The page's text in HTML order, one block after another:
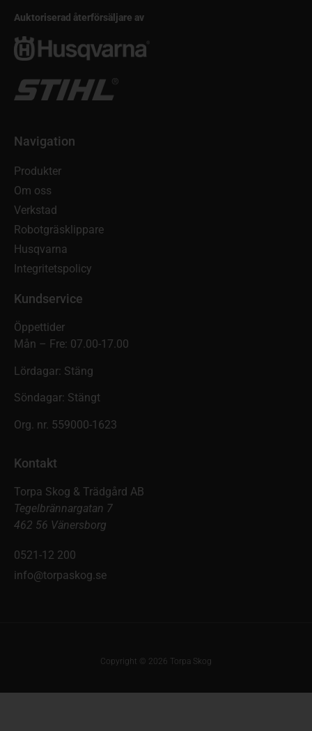
Auktoriserad återförsäljare av
Navigation
Produkter
Om oss
Verkstad
Robotgräsklippare
Husqvarna
Integritetspolicy
Kundservice
Öppettider
Mån – Fre: 07.00-17.00
Lördagar: Stäng
Söndagar: Stängt
Org. nr. 559000-1623
Kontakt
Torpa Skog & Trädgård AB
Tegelbrännargatan 7
462 56 Vänersborg
0521-12 200
info@torpaskog.se
Copyright © 2026 Torpa Skog